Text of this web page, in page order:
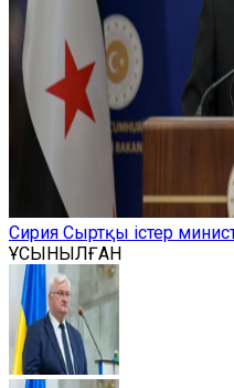
Сирия Сыртқы істер
ҰСЫНЫЛҒАН